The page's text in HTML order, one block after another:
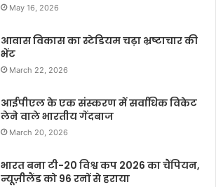
May 16, 2026
आवास विकास का स्टेडियम चढ़ा भ्रष्टाचार की
भेंट
March 22, 2026
आईपीएल के एक संस्करण में सर्वाधिक विकेट
लेने वाले भारतीय गेंदबाज
March 20, 2026
भारत बना टी-20 विश्व कप 2026 का चैंपियन,
न्यूज़ीलैंड को 96 रनों से हराया